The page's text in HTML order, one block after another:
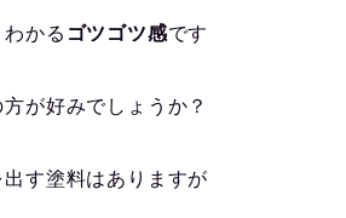
かる ゴツゴツ感です
が好みでしょうか？
す塗料はありますが